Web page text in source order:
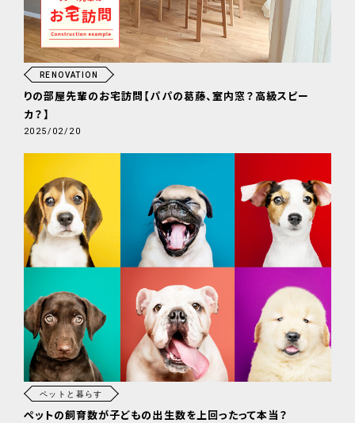
RENOVATION
りの部屋先輩のお宅訪問【パパの葛藤、室内窓？高級スピー
カ？】
2025/02/20
ペットと暮らす
ペットの飼育数が子どもの出生数を上回ったって本当？